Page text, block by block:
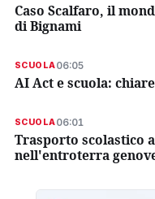
Caso Scalfaro, il
di Bignami
SCUOLA06:05
AI Act e scuola:
SCUOLA06:01
Trasporto scolastico
nell'entroterra